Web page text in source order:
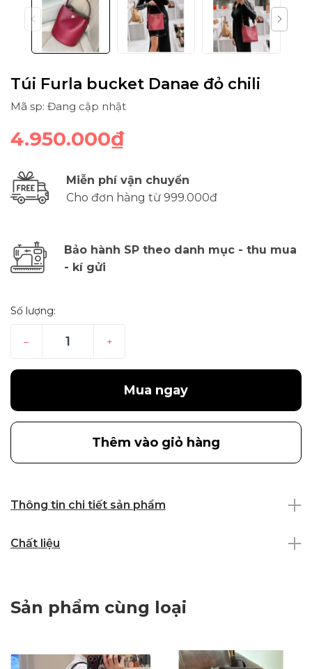
Túi Furla bucket Danae đỏ chili
Mã sp: Đang cập nhật
4.950.000₫
Miễn phí vận chuyển
Cho đơn hàng từ 999.000đ
Bảo hành SP theo danh mục - thu mua
- kí gửi
Số lượng:
– +
Mua ngay
Thêm vào giỏ hàng
Thông tin chi tiết sản phẩm
Chất liệu
Sản phẩm cùng loại